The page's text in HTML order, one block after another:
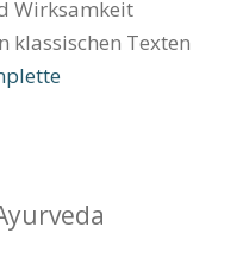
Wirksamkeit
klassischen Texten